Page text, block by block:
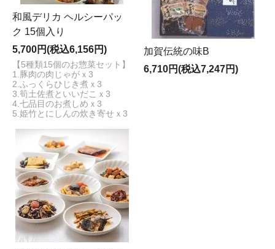
和風デリカ ヘルシーパッ
ク 15個入り
5,700円(税込6,156円)
【5種類15個のお惣菜セット】
1.豚肉の肉じゃがｘ3
2.ふっくらひじき煮ｘ3
3.筍土佐煮といいだこｘ3
4.七品目のお煮しめｘ3
5.姫竹とにしんの炊き寄せｘ3
加賀伝統の味B
6,710円(税込7,247円)